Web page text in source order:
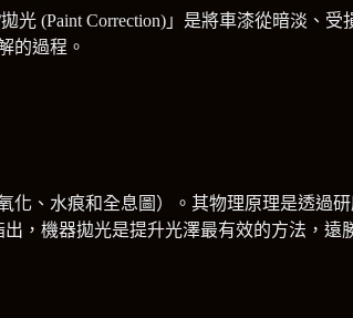
(Paint Correction)」是將車漆從暗淡、
的過程。
化、水痕和全息圖）。其物理原理是透過
，機器拋光是提升光澤最有效的方法，遠